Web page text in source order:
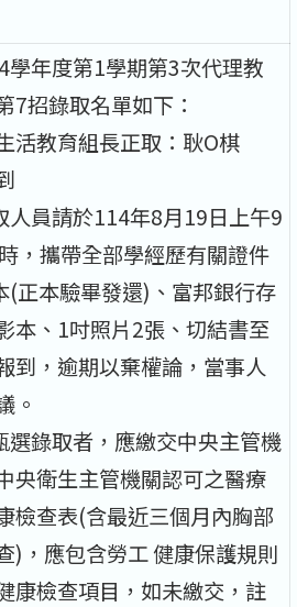
學年度第1學期第3次代理教
7招錄取名單如下：
活教育組長正取：耿O棋
人員請於114年8月19日上午9
，攜帶全部學經歷有關證件
(正本驗畢發還)、富邦銀行存
本、1吋照片2張、切結書至
到，逾期以棄權論，當事人
。
選錄取者，應繳交中央主管機
央衛生主管機關認可之醫療
檢查表(含最近三個月內胸部
)，應包含勞工 健康保護規則
康檢查項目，如未繳交，註